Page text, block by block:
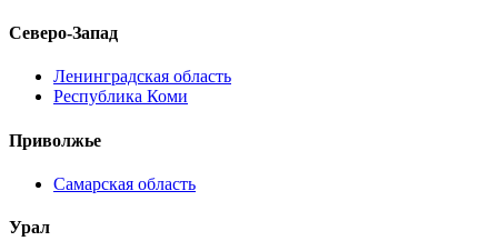
Северо-Запад
Ленинградская область
Республика Коми
Приволжье
Самарская область
Урал